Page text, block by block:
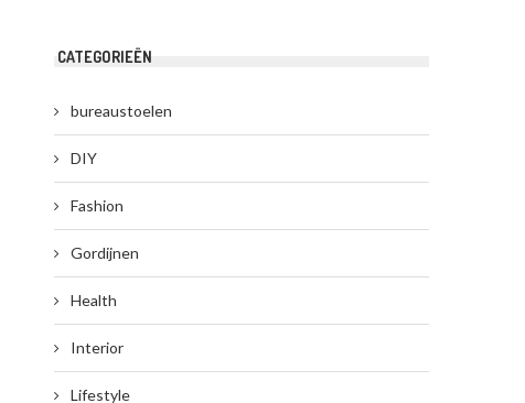
CATEGORIEËN
bureaustoelen
DIY
Fashion
Gordijnen
Health
Interior
Lifestyle